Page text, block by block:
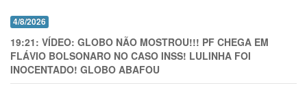
4/8/2026
19:21: VÍDEO: GLOBO NÃO MOSTROU!!! PF CHEGA EM
FLÁVIO BOLSONARO NO CASO INSS! LULINHA FOI
INOCENTADO! GLOBO ABAFOU